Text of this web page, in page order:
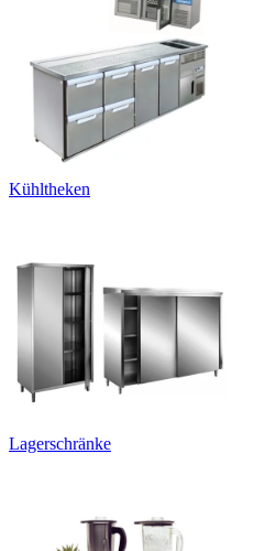
Kühltheken
Lagerschränke